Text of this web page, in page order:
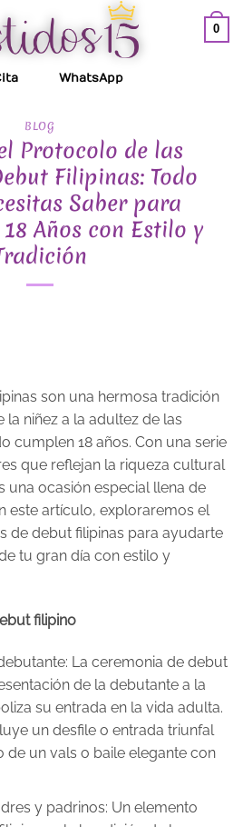
0
WhatsApp
BLOG
Protocolo de las
Filipinas: Todo
Saber para
Años con Estilo y
son una hermosa tradición
niñez a la adultez de las
cumplen 18 años. Con una serie
que reflejan la riqueza cultural
una ocasión especial llena de
este artículo, exploraremos el
de debut filipinas para ayudarte
tu gran día con estilo y
filipino
La ceremonia de debut
de la debutante a la
su entrada en la vida adulta.
un desfile o entrada triunfal
de un vals o baile elegante con
y padrinos: Un elemento